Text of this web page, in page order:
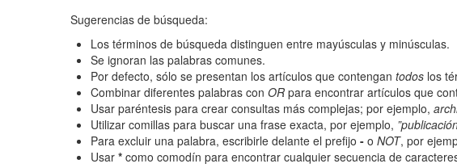
Fecha
De
Hasta
Términos de indexación
Disciplinas
Sugerencias de búsqueda:
Los términos de búsqueda distinguen entre mayúsculas y minúsculas.
Se ignoran las palabras comunes.
Por defecto, sólo se presentan los artículos que contengan todos los
Combinar diferentes palabras con OR para encontrar artículos que
Usar paréntesis para crear consultas más complejas; por ejemplo,
Utilizar comillas para buscar una frase exacta, por ejemplo,
Para excluir una palabra, escribirle delante el prefijo - o NOT, por
Usar * como comodín para encontrar cualquier secuencia de